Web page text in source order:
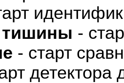
тишины -
- старт
детектора